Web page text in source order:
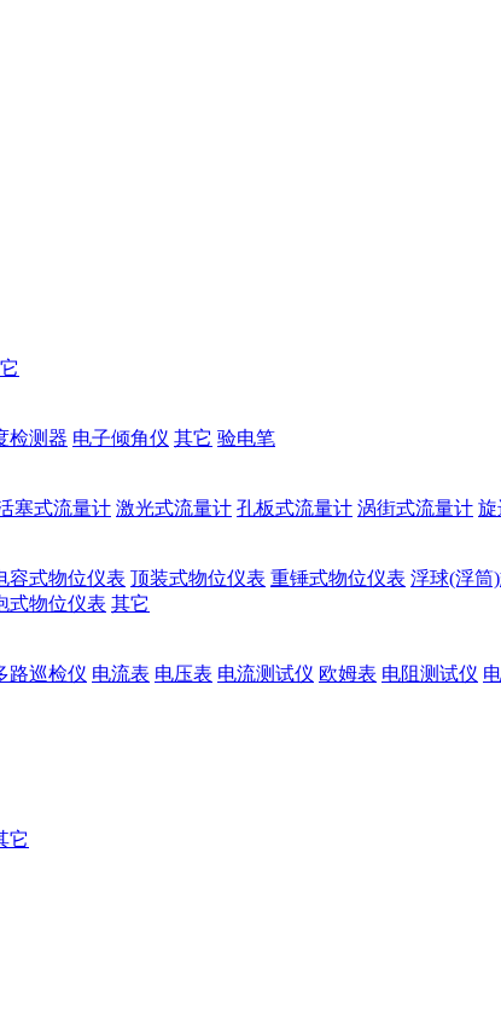
检测器 电子倾角仪 其它 验电笔
塞式流量计 激光式流量计 孔板式流量计 涡街式流量计 旋
容式物位仪表 顶装式物位仪表 重锤式物位仪表 浮球(浮筒
式物位仪表 其它
路巡检仪 电流表 电压表 电流测试仪 欧姆表 电阻测试仪
它